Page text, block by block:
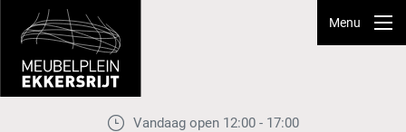
Menu
Vandaag open 12:00 - 17:00